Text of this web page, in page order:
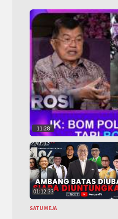
11:28
01:12:33
SATU MEJA